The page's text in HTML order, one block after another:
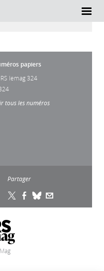
papiers
lemag 324
tous les numéros
Partager